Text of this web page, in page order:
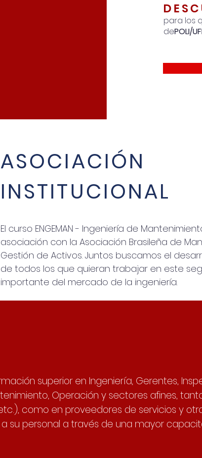
para los
dePOLI/
ASOCIACIÓN
INSTITUCIONAL
El curso ENGEMAN - Ingeniería de
asociación con la Asociación Brasileña de
Gestión de Activos. Juntos buscamos el
de todos los que quieran trabajar en este
importante del mercado de la ingeniería.
superior en Ingeniería, Gerentes,
Operación y sectores afines,
como en proveedores de servicios y
su personal a través de una mayor